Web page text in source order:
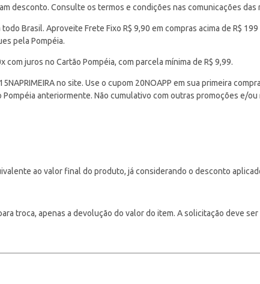
desconto. Consulte os termos e condições nas comunicações das
Brasil. Aproveite Frete Fixo R$ 9,90 em compras acima de R$
pela Pompéia.
juros no Cartão Pompéia, com parcela mínima de R$ 9,99.
no site. Use o cupom 20NOAPP em sua primeira
anteriormente. Não cumulativo com outras promoções e/
ao valor final do produto, já considerando o desconto
troca, apenas a devolução do valor do item. A solicitação deve